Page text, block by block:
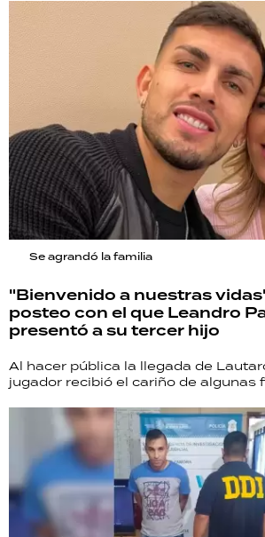
Se agrandó la familia
"Bienvenido a nuestras
posteo con el que Leandro
presentó a su tercer hijo
Al hacer pública la llegada de
jugador recibió el cariño de algunas